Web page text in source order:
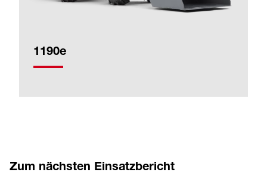
1190e
Zum nächsten Einsatzbericht